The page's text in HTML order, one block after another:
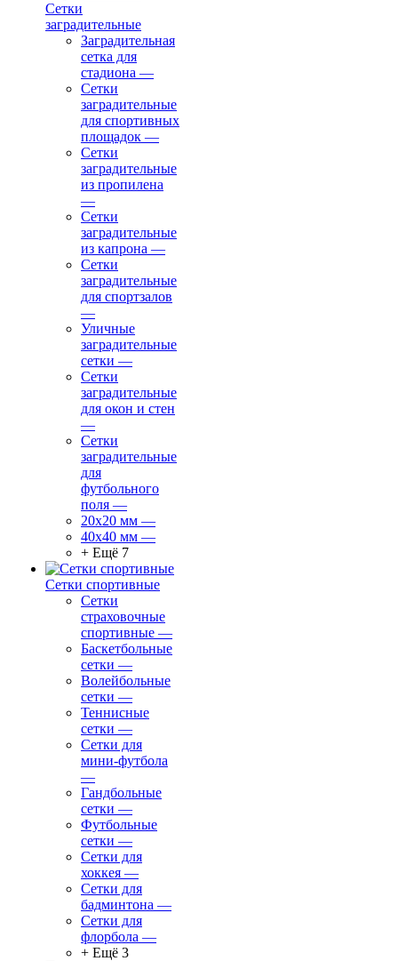
Сетки
заградительные
Заградительная
сетка для
стадиона —
Сетки
заградительные
для спортивных
площадок —
Сетки
заградительные
из пропилена
—
Сетки
заградительные
из капрона —
Сетки
заградительные
для спортзалов
—
Уличные
заградительные
сетки —
Сетки
заградительные
для окон и стен
—
Сетки
заградительные
для
футбольного
поля —
20х20 мм —
40х40 мм —
+ Ещё 7
Сетки спортивные
Сетки
страховочные
спортивные —
Баскетбольные
сетки —
Волейбольные
сетки —
Теннисные
сетки —
Сетки для
мини-футбола
—
Гандбольные
сетки —
Футбольные
сетки —
Сетки для
хоккея —
Сетки для
бадминтона —
Сетки для
флорбола —
+ Ещё 3